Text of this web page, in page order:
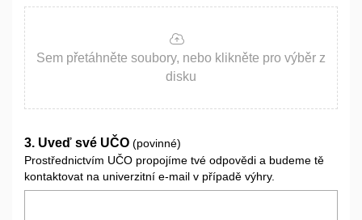
Sem přetáhněte soubory, nebo klikněte pro výběr z
disku
3. Uveď své UČO (povinné)
Prostřednictvím UČO propojíme tvé odpovědi a budeme tě
kontaktovat na univerzitní e-mail v případě výhry.